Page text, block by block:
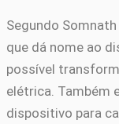
Segundo
que dá nome ao
possível
elétrica. Também
dispositivo para